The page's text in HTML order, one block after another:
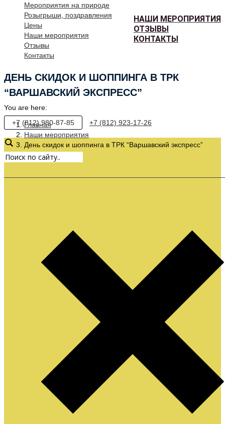
НАШИ МЕРОПРИЯТИЯ
ОТЗЫВЫ
КОНТАКТЫ
Мероприятия на природе
Розыгрыши, поздравления
Цены
Наши мероприятия
Отзывы
Контакты
ДЕНЬ СКИДОК И ШОППИНГА В ТРК
“ВАРШАВСКИЙ ЭКСПРЕСС”
You are here:
Главная
Наши мероприятия
День скидок и шоппинга в ТРК “Варшавский экспресс”
+7 (812) 980-87-85 +7 (812) 923-17-26